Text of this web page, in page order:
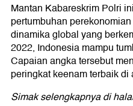
Mantan Kabareskrim Polri
pertumbuhan
dinamika global yang
2022, Indonesia mampu
Capaian angka tersebut
peringkat keenam terbaik
Simak selengkapnya di